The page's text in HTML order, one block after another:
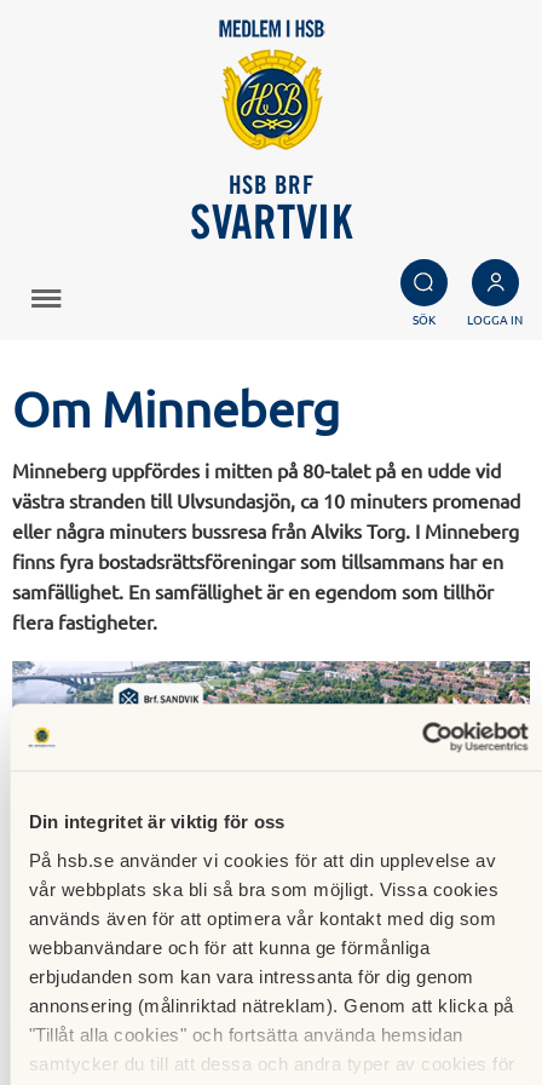
Din integritet är viktig för oss
På hsb.se använder vi cookies för att din upplevelse av
vår webbplats ska bli så bra som möjligt. Vissa cookies
används även för att optimera vår kontakt med dig som
webbanvändare och för att kunna ge förmånliga
erbjudanden som kan vara intressanta för dig genom
annonsering (målinriktad nätreklam). Genom att klicka på
"Tillåt alla cookies" och fortsätta använda hemsidan
samtycker du till att dessa och andra typer av cookies för
HSB BRF
SVARTVIK
SÖK LOGGA IN
Om Minneberg
Minneberg uppfördes i mitten på 80-talet på en udde vid
västra stranden till Ulvsundasjön, ca 10 minuters promenad
eller några minuters bussresa från Alviks Torg. I Minneberg
finns fyra bostadsrättsföreningar som tillsammans har en
samfällighet. En samfällighet är en egendom som tillhör
flera fastigheter.
Den gemensamma egendomen som det handlar om i
Minneberg innefattar bland annat gemensamma lokaler